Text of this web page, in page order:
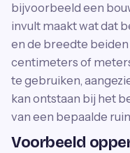
bijvoorbeeld een
invult maakt wat dat
en de breedte
centimeters of
te gebruiken,
kan ontstaan bij het
van een bepaalde
Voorbeeld